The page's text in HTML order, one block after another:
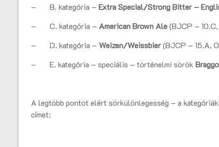
– B. kategória –Extra Special/Strong Bitter –
– C. kategória – American Brown Ale(BJCP –
– D. kategória – Weizen/Weissbier(BJCP – 15.A,
– E. kategória – speciális – történelmi sörök
A legtöbb pontot elért sörkülönlegesség – a
címet: